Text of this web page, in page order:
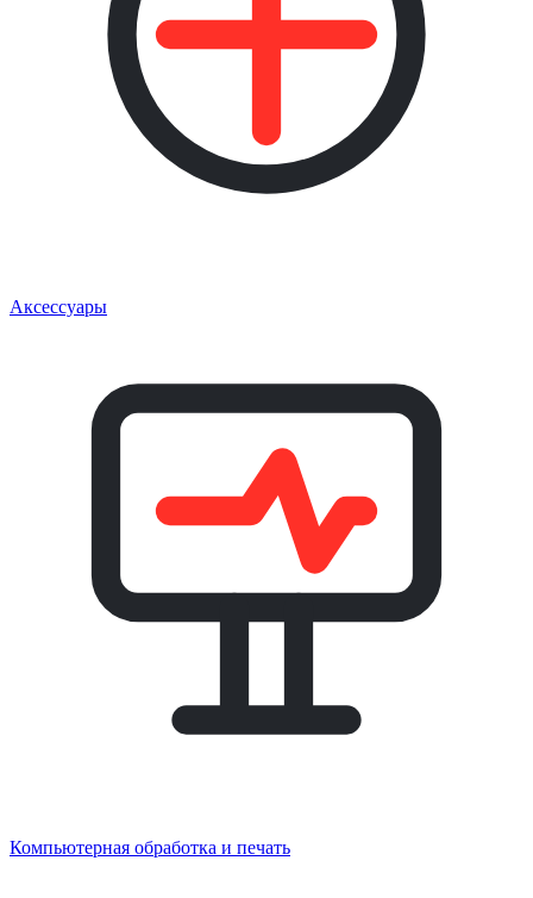
Аксессуары
Компьютерная обработка и печать